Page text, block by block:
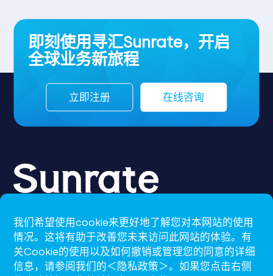
即刻使用寻汇Sunrate，开启
全球业务新旅程
立即注册 在线咨询
CN-S
support@sunrate.com
我们希望使用cookie来更好地了解您对本网站的使用
情况。这将有助于改善您未来访问此网站的体验。有
关Cookie的使用以及如何撤销或管理您的同意的详细
信息，请参阅我们的＜隐私政策＞。如果您点击右侧